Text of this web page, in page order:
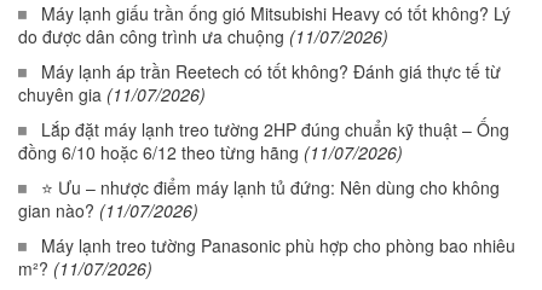
Máy lạnh giấu trần ống gió Mitsubishi Heavy có tốt không? Lý
do được dân công trình ưa chuộng (11/07/2026)
Máy lạnh áp trần Reetech có tốt không? Đánh giá thực tế từ
chuyên gia (11/07/2026)
Lắp đặt máy lạnh treo tường 2HP đúng chuẩn kỹ thuật – Ống
đồng 6/10 hoặc 6/12 theo từng hãng (11/07/2026)
⭐ Ưu – nhược điểm máy lạnh tủ đứng: Nên dùng cho không
gian nào? (11/07/2026)
Máy lạnh treo tường Panasonic phù hợp cho phòng bao nhiêu
m²? (11/07/2026)